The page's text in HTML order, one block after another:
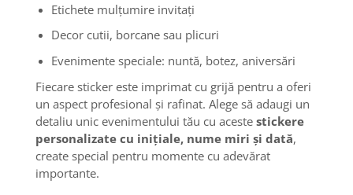
Etichete mulțumire invitați
Decor cutii, borcane sau plicuri
Evenimente speciale: nuntă, botez, aniversări
Fiecare sticker este imprimat cu grijă pentru a oferi
un aspect profesional și rafinat. Alege să adaugi un
detaliu unic evenimentului tău cu aceste stickere
personalizate cu inițiale, nume miri și dată,
create special pentru momente cu adevărat
importante.